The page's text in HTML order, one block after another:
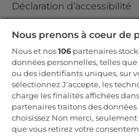
Déclaration d’accessibilité
Data Act Policy
Règlement GPSR (EU)
Incrivez-vous à la
Inscrivez-vous et
première
Nous prenons à coeur de
Nous et nos106 partenaires
données personnelles, telles
ou des identifiants uniques, sur
sélectionnez J'accepte, les
charge les finalités affichées
partenaires traitons des données
choisissez Non merci,
que vous retirez votre